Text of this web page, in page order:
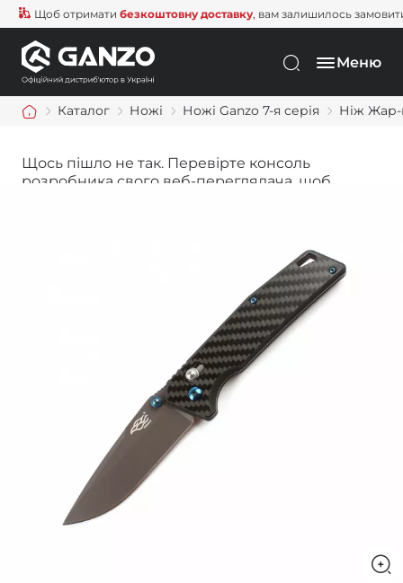
Щоб отриматибезкоштовну доставку, вам залишилось замовити
Меню
Каталог Ножі Ножі Ganzo 7-я серія Ніж Жар-
Щось пішло не так. Перевірте консоль
розробника свого веб-переглядача, щоб